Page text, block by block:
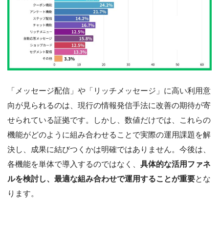
「メッセージ配信」や「リッチメッセージ」に高い利用意
向が見られるのは、現行の情報発信手法に改善の期待が寄
せられている証拠です。しかし、数値だけでは、これらの
機能がどのように組み合わせることで実際の運用課題を解
決し、成果に結びつくかは明確ではありません。今後は、
各機能を単体で導入するのではなく、 具体的な活用ファネ
ルを検討し、最適な組み合わせで運用することが重要とな
ります。